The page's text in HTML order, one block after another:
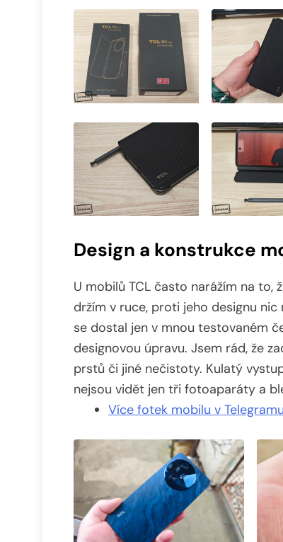
Design a konstrukce
U mobilů TCL často narážím na to,
držím v ruce, proti jeho designu
se dostal jen v mnou testovaném
designovou úpravu. Jsem rád, že
prstů či jiné nečistoty. Kulatý
nejsou vidět jen tři fotoaparáty a
Více fotek mobilu v Telegramu